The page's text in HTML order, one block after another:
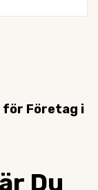
för Företag i
Du